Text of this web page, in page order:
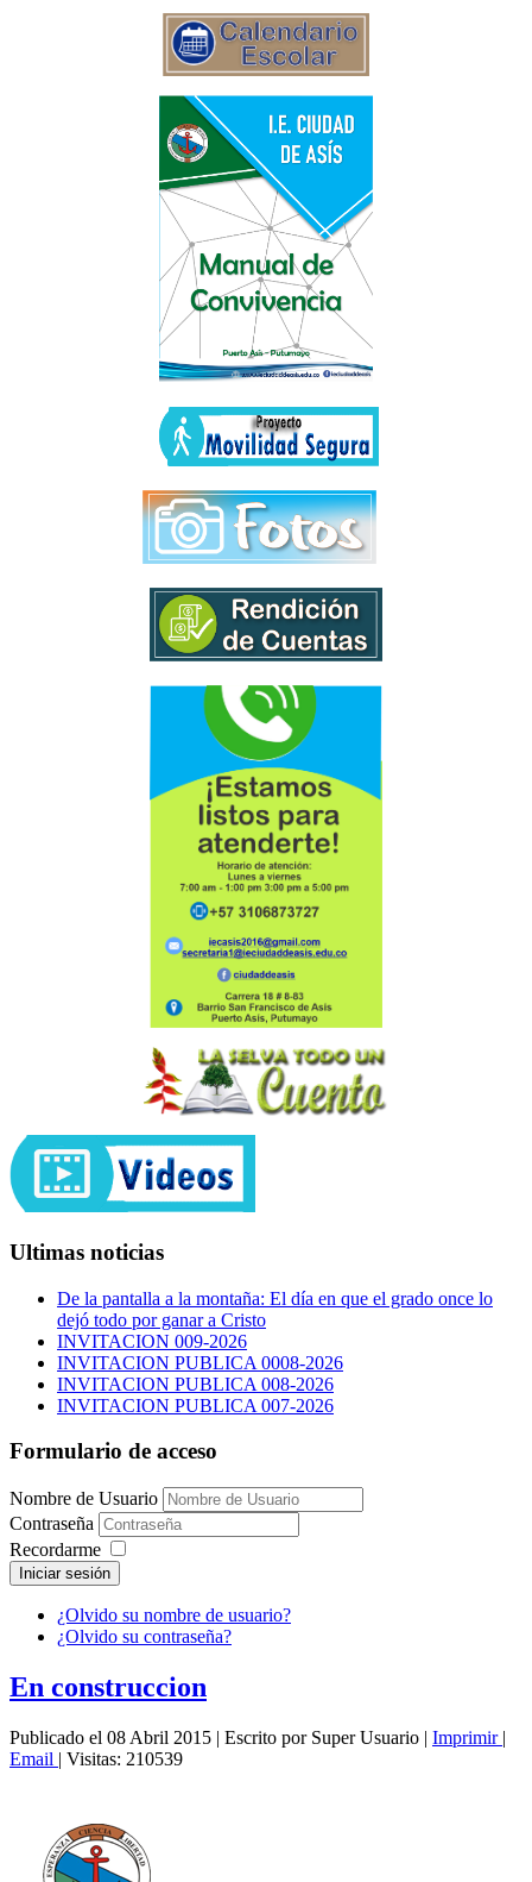
Ultimas noticias
De la pantalla a la montaña: El día en que el grado once lo
dejó todo por ganar a Cristo
INVITACION 009-2026
INVITACION PUBLICA 0008-2026
INVITACION PUBLICA 008-2026
INVITACION PUBLICA 007-2026
Formulario de acceso
Nombre de Usuario
Contraseña
Recordarme
Iniciar sesión
¿Olvido su nombre de usuario?
¿Olvido su contraseña?
En construccion
Publicado el 08 Abril 2015 | Escrito por Super Usuario | Imprimir |
Email | Visitas: 210539